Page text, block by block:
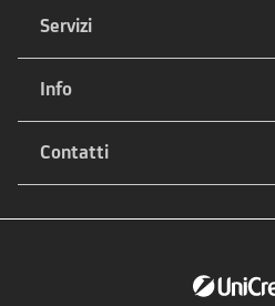
Servizi
Info
Contatti